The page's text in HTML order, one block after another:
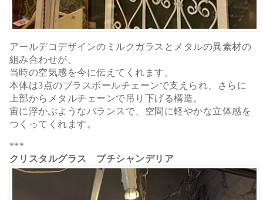
アールデコデザインのミルクガラスとメタルの異素材の
組み合わせが、
当時の空気感を今に伝えてくれます。
本体は3点のブラスボールチェーンで支えられ、さらに
上部からメタルチェーンで吊り下げる構造。
宙に浮かぶようなバランスで、空間に軽やかな立体感を
つくってくれます。
***
クリスタルグラス プチシャンデリア